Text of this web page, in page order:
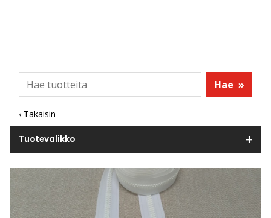
Hae »
‹ Takaisin
Tuotevalikko